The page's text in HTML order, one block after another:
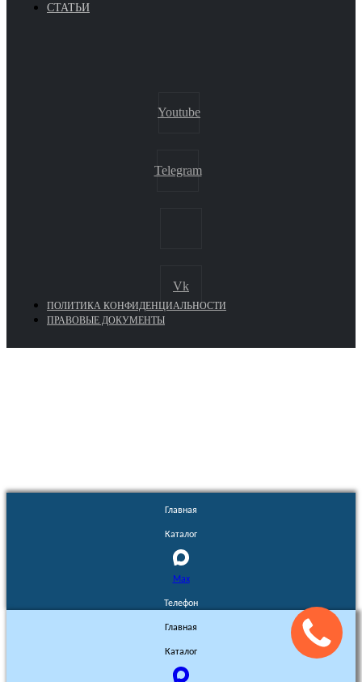
СТАТЬИ
Youtube
Telegram
Vk
ПОЛИТИКА КОНФИДЕНЦИАЛЬНОСТИ
ПРАВОВЫЕ ДОКУМЕНТЫ
Главная
Каталог
Max
Телефон
Главная
Каталог